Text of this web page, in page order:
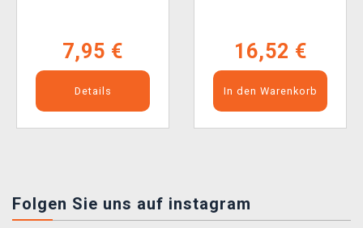
7,95 €
Details
16,52 €
In den Warenkorb
Folgen Sie uns auf instagram